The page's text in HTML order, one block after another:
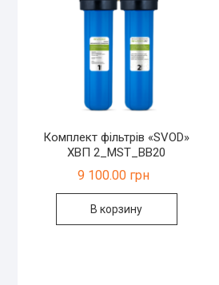
Комплект фільтрів «SVOD»
ХВП 2_MST_BB20
9 100.00 грн
В корзину